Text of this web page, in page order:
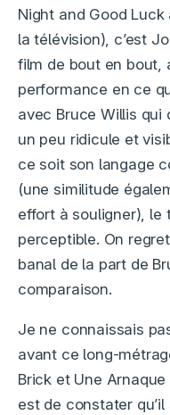
Night and Good
la télévision), c’est
film de bout en bout,
performance en ce
avec Bruce Willis qui
un peu ridicule et
ce soit son langage
(une similitude
effort à souligner), le
perceptible. On
banal de la part de
comparaison.
Je ne connaissais
avant ce long-
Brick et Une
est de constater